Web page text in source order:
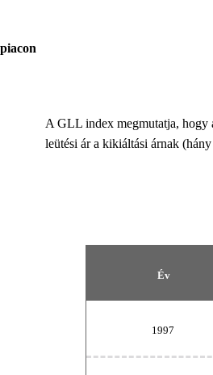
A GLL index megmutatja, hogy
leütési ár a kikiáltási árnak
Év
1997